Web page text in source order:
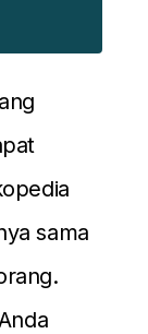
sama